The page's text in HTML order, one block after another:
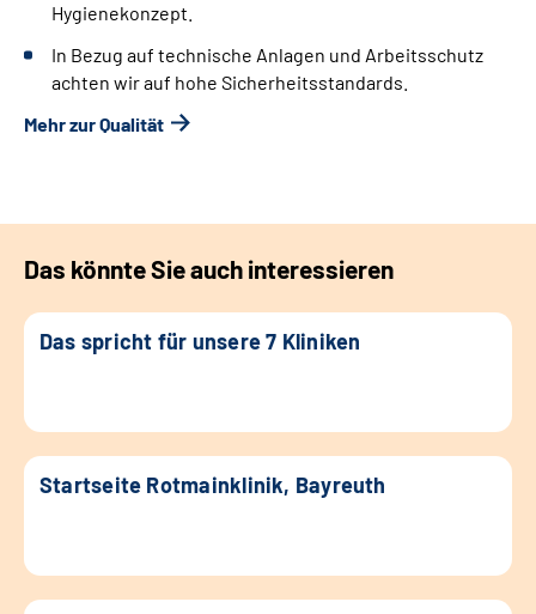
Hygienekonzept.
In Bezug auf technische Anlagen und Arbeitsschutz
achten wir auf hohe Sicherheitsstandards.
Mehr zur Qualität
Das könnte Sie auch interessieren
Das spricht für unsere 7 Kliniken
Startseite Rotmainklinik, Bayreuth